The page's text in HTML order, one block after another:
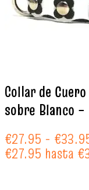
Collar de
sobre Blanco
€27.95 - €
€27.95 hasta